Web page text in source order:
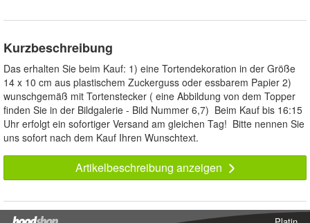
Kurzbeschreibung
Das erhalten Sie beim Kauf: 1) eine Tortendekoration in der Größe
14 x 10 cm aus plastischem Zuckerguss oder essbarem Papier 2)
wunschgemäß mit Tortenstecker ( eine Abbildung von dem Topper
finden Sie in der Bildgalerie - Bild Nummer 6,7) Beim Kauf bis 16:15
Uhr erfolgt ein sofortiger Versand am gleichen Tag! Bitte nennen Sie
uns sofort nach dem Kauf Ihren Wunschtext.
Artikelbeschreibung anzeigen